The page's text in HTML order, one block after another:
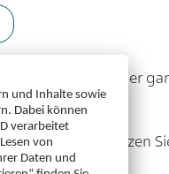
Benutzerkonto? Hier
vergessen ? Setzen